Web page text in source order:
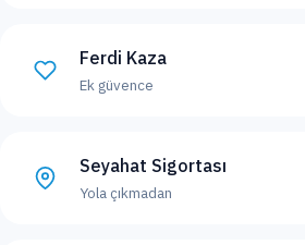
Ferdi Kaza
Ek güvence
Seyahat Sigortası
Yola çıkmadan